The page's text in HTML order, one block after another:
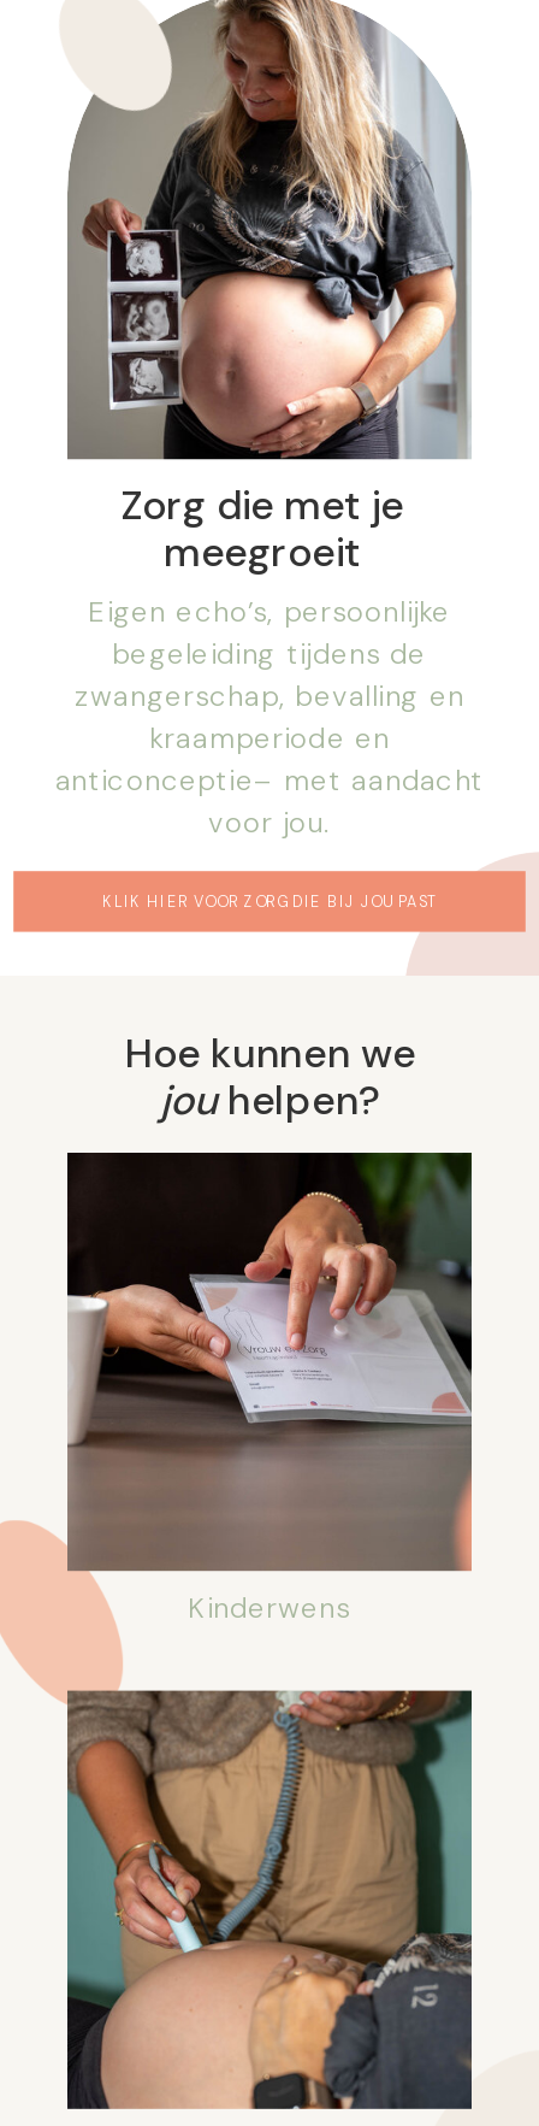
Zorg die met je
meegroeit
Eigen echo’s, persoonlijke
begeleiding tijdens de
zwangerschap, bevalling en
kraamperiode en
anticonceptie– met aandacht
voor jou.
KLIK HIER VOOR ZORG DIE BIJ JOU PAST
Hoe kunnen we
jouhelpen?
Kinderwens